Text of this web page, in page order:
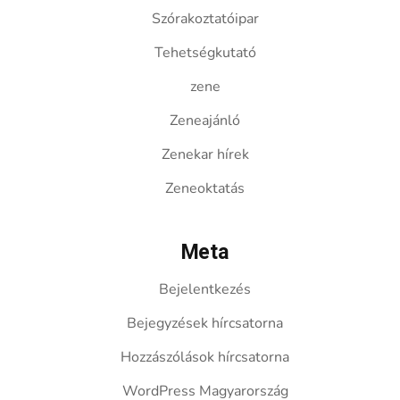
Szórakoztatóipar
Tehetségkutató
zene
Zeneajánló
Zenekar hírek
Zeneoktatás
Meta
Bejelentkezés
Bejegyzések hírcsatorna
Hozzászólások hírcsatorna
WordPress Magyarország